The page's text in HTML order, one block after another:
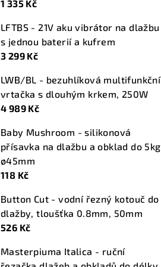
1 335 Kč
LFTBS - 21V aku vibrátor na dlažbu
s jednou baterií a kufrem
3 299 Kč
LWB/BL - bezuhlíková multifunkční
vrtačka s dlouhým krkem, 250W
4 989 Kč
Baby Mushroom - silikonová
přísavka na dlažbu a obklad do
ø45mm
118 Kč
Button Cut - vodní řezný kotouč do
dlažby, tloušťka 0.8mm, 50mm
526 Kč
Masterpiuma Italica - ruční